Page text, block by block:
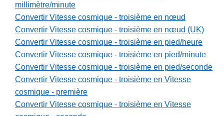
millimètre/minute
Convertir Vitesse cosmique - troisième en nœud
Convertir Vitesse cosmique - troisième en nœud (UK)
Convertir Vitesse cosmique - troisième en pied/heure
Convertir Vitesse cosmique - troisième en pied/minute
Convertir Vitesse cosmique - troisième en pied/seconde
Convertir Vitesse cosmique - troisième en Vitesse
cosmique - première
Convertir Vitesse cosmique - troisième en Vitesse